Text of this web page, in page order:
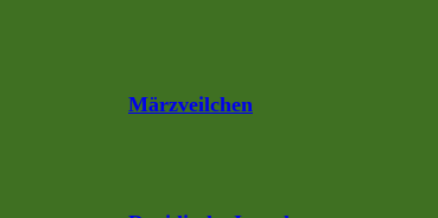
Märzveilchen